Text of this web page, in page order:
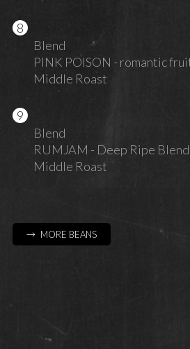
Blend
PINK POISON - romantic
Middle Roast
Blend
RUMJAM - Deep Ripe Blend
Middle Roast
→ MORE BEANS